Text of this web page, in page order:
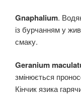
Gnaphalium.
із бурчанням у
смаку.
Geranium
змінюється
Кінчик язика